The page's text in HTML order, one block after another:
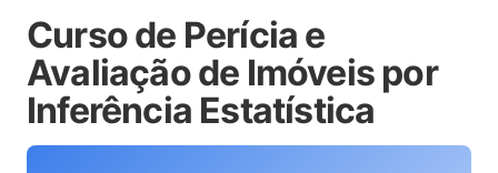
Curso de Perícia e
Avaliação de Imóveis por
Inferência Estatística